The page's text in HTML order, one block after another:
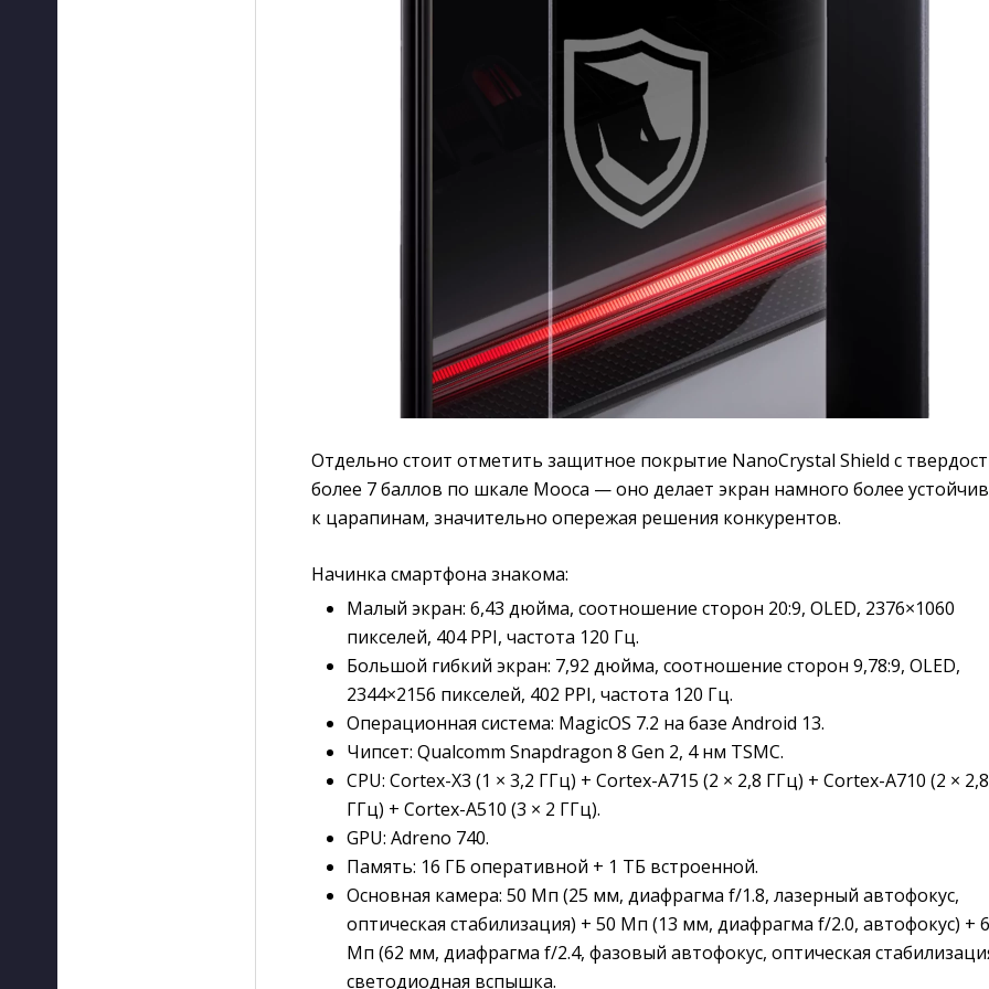
Отдельно стоит отметить защитное покрытие NanoCrystal Shield с
более 7 баллов по шкале Мооса — оно делает экран намного более
к царапинам, значительно опережая решения конкурентов.
Начинка смартфона знакома:
Малый экран: 6,43 дюйма, соотношение сторон 20:9, OLED, 2376×1060
пикселей, 404 PPI, частота 120 Гц.
Большой гибкий экран: 7,92 дюйма, соотношение сторон 9,78:9, OLED,
2344×2156 пикселей, 402 PPI, частота 120 Гц.
Операционная система: MagicOS 7.2 на базе Android 13.
Чипсет: Qualcomm Snapdragon 8 Gen 2, 4 нм TSMC.
CPU: Cortex-X3 (1 × 3,2 ГГц) + Cortex-A715 (2 × 2,8 ГГц) + Cortex-A710 (2 × 2,8
ГГц) + Cortex-A510 (3 × 2 ГГц).
GPU: Adreno 740.
Память: 16 ГБ оперативной + 1 ТБ встроенной.
Основная камера: 50 Мп (25 мм, диафрагма f/1.8, лазерный автофокус,
оптическая стабилизация) + 50 Мп (13 мм, диафрагма f/2.0, автофокус) +
Мп (62 мм, диафрагма f/2.4, фазовый автофокус, оптическая
светодиодная вспышка.